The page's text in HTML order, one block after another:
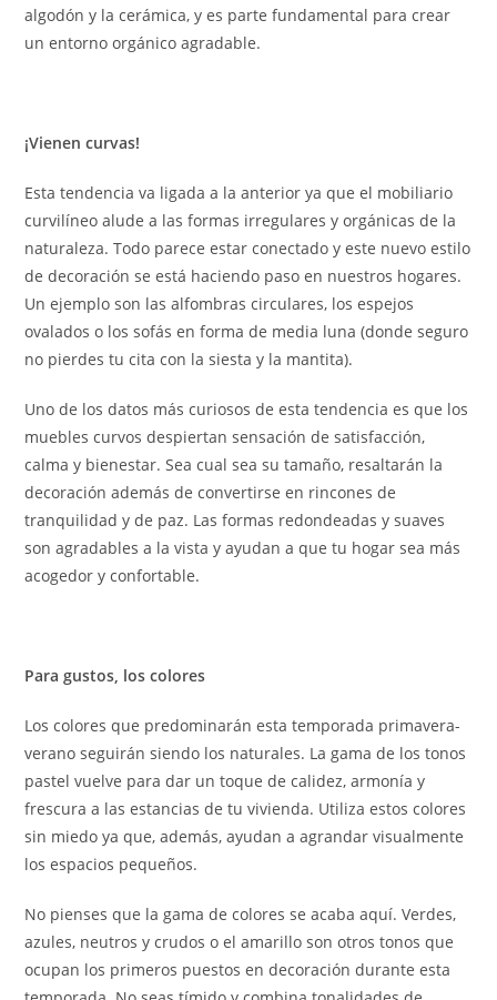
algodón y la cerámica, y es parte fundamental para crear
un entorno orgánico agradable.
¡Vienen curvas!
Esta tendencia va ligada a la anterior ya que el mobiliario
curvilíneo alude a las formas irregulares y orgánicas de la
naturaleza. Todo parece estar conectado y este nuevo estilo
de decoración se está haciendo paso en nuestros hogares.
Un ejemplo son las alfombras circulares, los espejos
ovalados o los sofás en forma de media luna (donde seguro
no pierdes tu cita con la siesta y la mantita).
Uno de los datos más curiosos de esta tendencia es que los
muebles curvos despiertan sensación de satisfacción,
calma y bienestar. Sea cual sea su tamaño, resaltarán la
decoración además de convertirse en rincones de
tranquilidad y de paz. Las formas redondeadas y suaves
son agradables a la vista y ayudan a que tu hogar sea más
acogedor y confortable.
Para gustos, los colores
Los colores que predominarán esta temporada primavera-
verano seguirán siendo los naturales. La gama de los tonos
pastel vuelve para dar un toque de calidez, armonía y
frescura a las estancias de tu vivienda. Utiliza estos colores
sin miedo ya que, además, ayudan a agrandar visualmente
los espacios pequeños.
No pienses que la gama de colores se acaba aquí. Verdes,
azules, neutros y crudos o el amarillo son otros tonos que
ocupan los primeros puestos en decoración durante esta